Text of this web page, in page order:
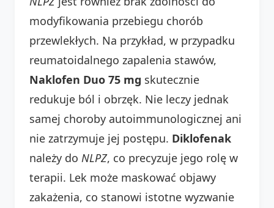
modyfikowania przebiegu chorób
przewlekłych. Na przykład, w przypadku
reumatoidalnego zapalenia stawów,
Naklofen Duo 75 mg skutecznie
redukuje ból i obrzęk. Nie leczy jednak
samej choroby autoimmunologicznej ani
nie zatrzymuje jej postępu. Diklofenak
należy do NLPZ, co precyzuje jego rolę w
terapii. Lek może maskować objawy
zakażenia, co stanowi istotne wyzwanie